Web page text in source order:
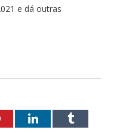
e dá outras
PinterestLinkedInTumblr